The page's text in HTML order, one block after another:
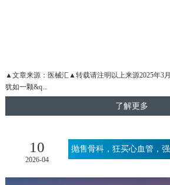
▲文章来源：医械汇▲转载请注明以上来源2025年3
犹如一颗&q...
了解更多
10
2026-04
抛售骨科，狂买心血管，